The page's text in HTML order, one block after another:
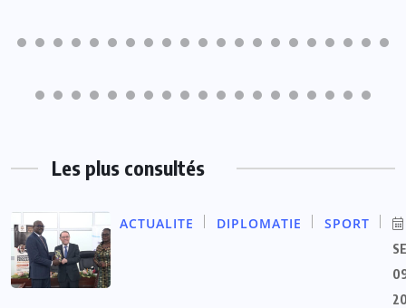
Les plus consultés
ACTUALITE DIPLOMATIE SPORT